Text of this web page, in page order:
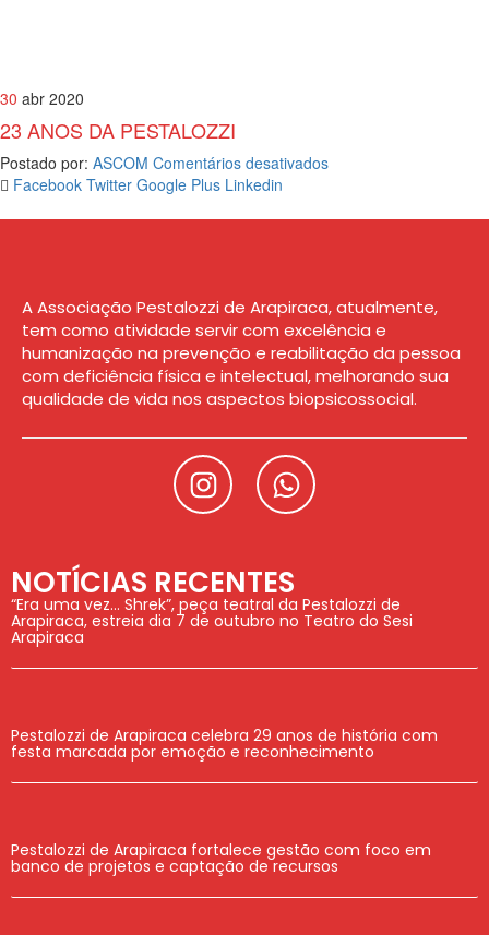
30 abr 2020
23 ANOS DA PESTALOZZI
Postado por: ASCOM Comentários desativados
Facebook Twitter Google Plus Linkedin
A Associação Pestalozzi de Arapiraca, atualmente,
tem como atividade servir com excelência e
humanização na prevenção e reabilitação da pessoa
com deficiência física e intelectual, melhorando sua
qualidade de vida nos aspectos biopsicossocial.
NOTÍCIAS RECENTES
“Era uma vez… Shrek”, peça teatral da Pestalozzi de
Arapiraca, estreia dia 7 de outubro no Teatro do Sesi
Arapiraca
Pestalozzi de Arapiraca celebra 29 anos de história com
festa marcada por emoção e reconhecimento
Pestalozzi de Arapiraca fortalece gestão com foco em
banco de projetos e captação de recursos